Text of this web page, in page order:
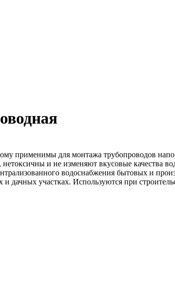
применимы для монтажа трубопроводов
и не изменяют вкусовые качества
водоснабжения бытовых и
дачных участках. Используются при